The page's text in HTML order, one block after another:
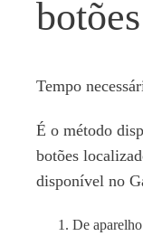
botões
Tempo
É o método
botões
disponível no
De